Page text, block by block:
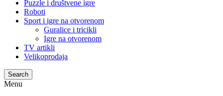
Puzzle i društvene igre
Roboti
Sport i igre na otvorenom
Guralice i tricikli
Igre na otvorenom
TV artikli
Velikoprodaja
Search
Menu